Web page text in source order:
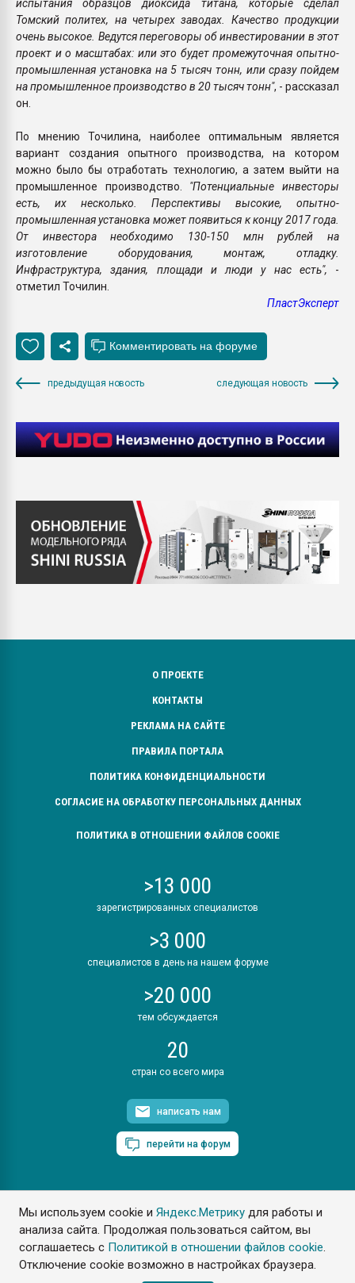
Мы используем cookie иЯндекс.Метрику для работы и
анализа сайта. Продолжая пользоваться сайтом, вы
соглашаетесь с Политикой в отношении файлов cookie.
Отключение cookie возможно в настройках браузера.
испытания образцов диоксида титана, которые сделал
Томский политех, на четырех заводах. Качество продукции
очень высокое. Ведутся переговоры об инвестировании в этот
проект и о масштабах: или это будет промежуточная опытно-
промышленная установка на 5 тысяч тонн, или сразу пойдем
на промышленное производство в 20 тысяч тонн", - рассказал
он.
По мнению Точилина, наиболее оптимальным является
вариант создания опытного производства, на котором
можно было бы отработать технологию, а затем выйти на
промышленное производство.
"Потенциальные инвесторы
есть, их несколько. Перспективы высокие, опытно-
промышленная установка может появиться к концу 2017 года.
От инвестора необходимо 130-150 млн рублей на
изготовление оборудования, монтаж, отладку.
Инфраструктура, здания, площади и люди у нас есть", -
отметил Точилин.
ПластЭксперт
предыдущая новость следующая новость
О ПРОЕКТЕ
КОНТАКТЫ
РЕКЛАМА НА САЙТЕ
ПРАВИЛА ПОРТАЛА
ПОЛИТИКА КОНФИДЕНЦИАЛЬНОСТИ
СОГЛАСИЕ НА ОБРАБОТКУ ПЕРСОНАЛЬНЫХ ДАННЫХ
ПОЛИТИКА В ОТНОШЕНИИ ФАЙЛОВ COOKIE
>13 000
зарегистрированных специалистов
>3 000
специалистов в день на нашем форуме
>20 000
тем обсуждается
20
стран со всего мира
написать нам
перейти на форум
ПластЭксперт © 2006. Все права защищены
Разрешается копирование материалов сайта с обязательной
ссылкой на www.e-plastic.ru
Разработка сайта